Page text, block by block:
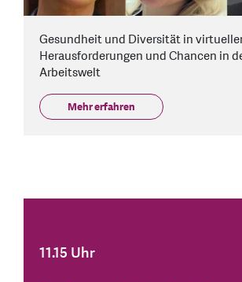
Gesundheit und Diversität in
Herausforderungen und Chancen in
Arbeitswelt
Mehr erfahren
11.15 Uhr